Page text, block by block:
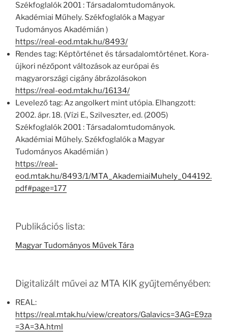
Székfoglalók 2001 : Társadalomtudományok.
Akadémiai Műhely. Székfoglalók a Magyar
Tudományos Akadémián )
https://real-eod.mtak.hu/8493/
Rendes tag: Képtörténet és társadalomtörténet. Kora-
újkori nézőpont változások az európai és
magyarországi cigány ábrázolásokon
https://real-eod.mtak.hu/16134/
Levelező tag: Az angolkert mint utópia. Elhangzott:
2002. ápr. 18. (Vízi E., Szilveszter, ed. (2005)
Székfoglalók 2001 : Társadalomtudományok.
Akadémiai Műhely. Székfoglalók a Magyar
Tudományos Akadémián )
https://real-
eod.mtak.hu/8493/1/MTA_AkademiaiMuhely_044192.
pdf#page=177
Publikációs lista:
Magyar Tudományos Művek Tára
Digitalizált művei az MTA KIK gyűjteményében:
REAL:
https://real.mtak.hu/view/creators/Galavics=3AG=E9za
=3A=3A.html